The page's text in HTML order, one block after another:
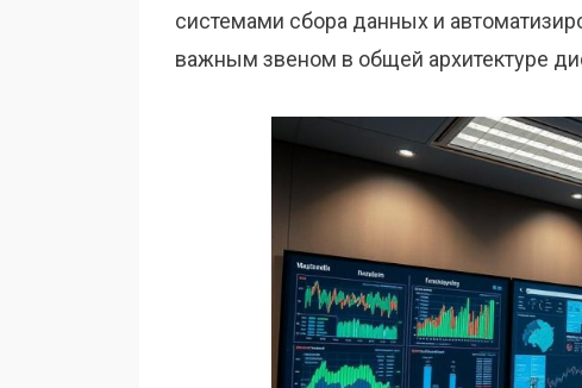
системами сбора данных и
важным звеном в общей архитектуре